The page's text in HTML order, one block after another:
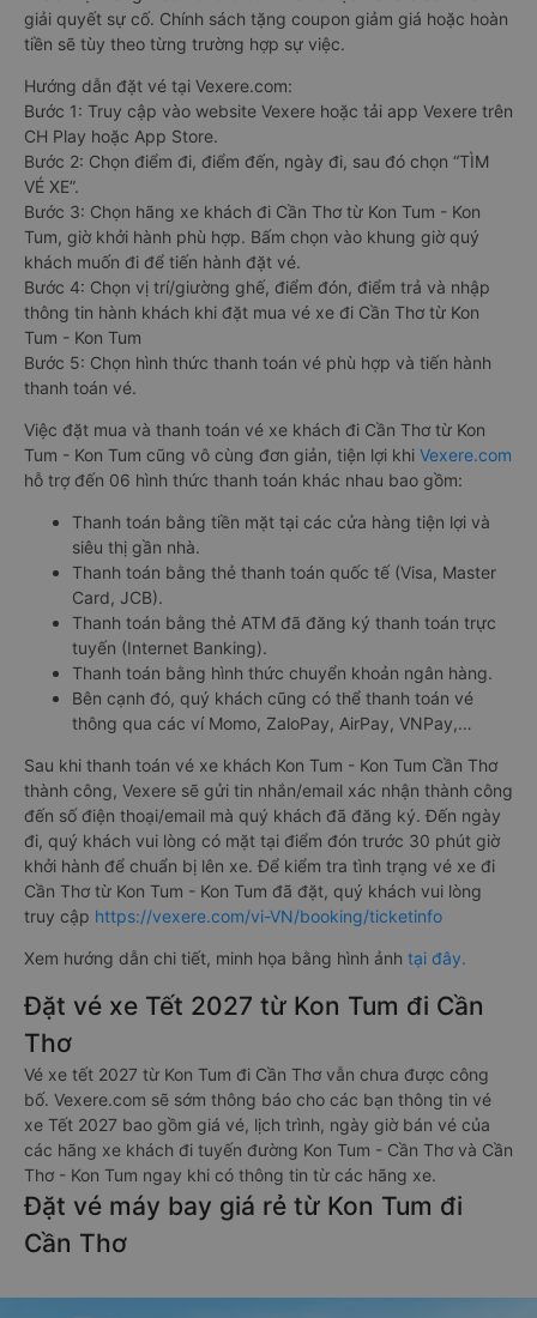
giải quyết sự cố. Chính sách tặng coupon giảm giá hoặc hoàn
tiền sẽ tùy theo từng trường hợp sự việc.
Hướng dẫn đặt vé tại Vexere.com:
Bước 1: Truy cập vào website Vexere hoặc tải app Vexere trên
CH Play hoặc App Store.
Bước 2: Chọn điểm đi, điểm đến, ngày đi, sau đó chọn “TÌM
VÉ XE”.
Bước 3: Chọn hãng xe khách đi Cần Thơ từ Kon Tum - Kon
Tum, giờ khởi hành phù hợp. Bấm chọn vào khung giờ quý
khách muốn đi để tiến hành đặt vé.
Bước 4: Chọn vị trí/giường ghế, điểm đón, điểm trả và nhập
thông tin hành khách khi đặt mua vé xe đi Cần Thơ từ Kon
Tum - Kon Tum
Bước 5: Chọn hình thức thanh toán vé phù hợp và tiến hành
thanh toán vé.
Việc đặt mua và thanh toán vé xe khách đi Cần Thơ từ Kon
Tum - Kon Tum cũng vô cùng đơn giản, tiện lợi khi Vexere.com
hỗ trợ đến 06 hình thức thanh toán khác nhau bao gồm:
Thanh toán bằng tiền mặt tại các cửa hàng tiện lợi và
siêu thị gần nhà.
Thanh toán bằng thẻ thanh toán quốc tế (Visa, Master
Card, JCB).
Thanh toán bằng thẻ ATM đã đăng ký thanh toán trực
tuyến (Internet Banking).
Thanh toán bằng hình thức chuyển khoản ngân hàng.
Bên cạnh đó, quý khách cũng có thể thanh toán vé
thông qua các ví Momo, ZaloPay, AirPay, VNPay,…
Sau khi thanh toán vé xe khách Kon Tum - Kon Tum Cần Thơ
thành công, Vexere sẽ gửi tin nhắn/email xác nhận thành công
đến số điện thoại/email mà quý khách đã đăng ký. Đến ngày
đi, quý khách vui lòng có mặt tại điểm đón trước 30 phút giờ
khởi hành để chuẩn bị lên xe. Để kiểm tra tình trạng vé xe đi
Cần Thơ từ Kon Tum - Kon Tum đã đặt, quý khách vui lòng
truy cập https://vexere.com/vi-VN/booking/ticketinfo
Xem hướng dẫn chi tiết, minh họa bằng hình ảnh tại đây.
Đặt vé xe Tết 2027 từ Kon Tum đi Cần
Thơ
Vé xe tết 2027 từ Kon Tum đi Cần Thơ vẫn chưa được công
bố. Vexere.com sẽ sớm thông báo cho các bạn thông tin vé
xe Tết 2027 bao gồm giá vé, lịch trình, ngày giờ bán vé của
các hãng xe khách đi tuyến đường Kon Tum - Cần Thơ và Cần
Thơ - Kon Tum ngay khi có thông tin từ các hãng xe.
Đặt vé máy bay giá rẻ từ Kon Tum đi
Cần Thơ